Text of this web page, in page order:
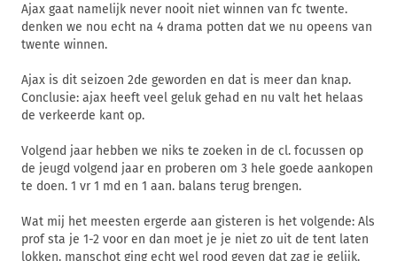
Ajax gaat namelijk never nooit niet winnen van fc twente.
denken we nou echt na 4 drama potten dat we nu opeens van
twente winnen.
Ajax is dit seizoen 2de geworden en dat is meer dan knap.
Conclusie: ajax heeft veel geluk gehad en nu valt het helaas
de verkeerde kant op.
Volgend jaar hebben we niks te zoeken in de cl. focussen op
de jeugd volgend jaar en proberen om 3 hele goede aankopen
te doen. 1 vr 1 md en 1 aan. balans terug brengen.
Wat mij het meesten ergerde aan gisteren is het volgende: Als
prof sta je 1-2 voor en dan moet je je niet zo uit de tent laten
lokken. manschot ging echt wel rood geven dat zag je gelijk.